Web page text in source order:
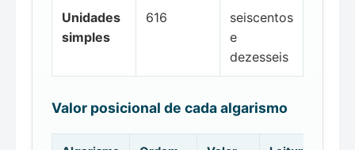
Unidades
simples
616
seiscentos
e
dezesseis
Valor posicional de cada algarismo